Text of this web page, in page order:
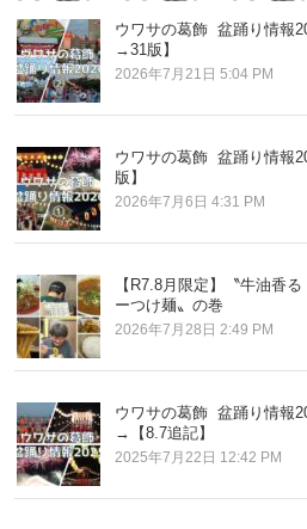
ウワサの葛飾 盆踊り情報
→31版】
2026年7月21日 5:04 PM
ウワサの葛飾 盆踊り情報
版】
2026年7月6日 4:31 PM
【R7.8月限定】〝牛油香
ーつけ麺〟の巻
2026年7月28日 2:49 PM
ウワサの葛飾 盆踊り情報
→【8.7追記】
2025年7月22日 12:42 PM